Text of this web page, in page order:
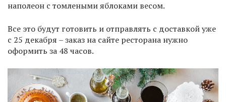
наполеон с томлеными яблоками весом.
Все это будут готовить и отправлять с доставкой уже
с 25 декабря – заказ на сайте ресторана нужно
оформить за 48 часов.